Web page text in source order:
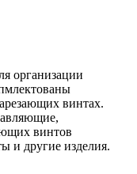
организации
винтах.
винтов
и другие изделия.